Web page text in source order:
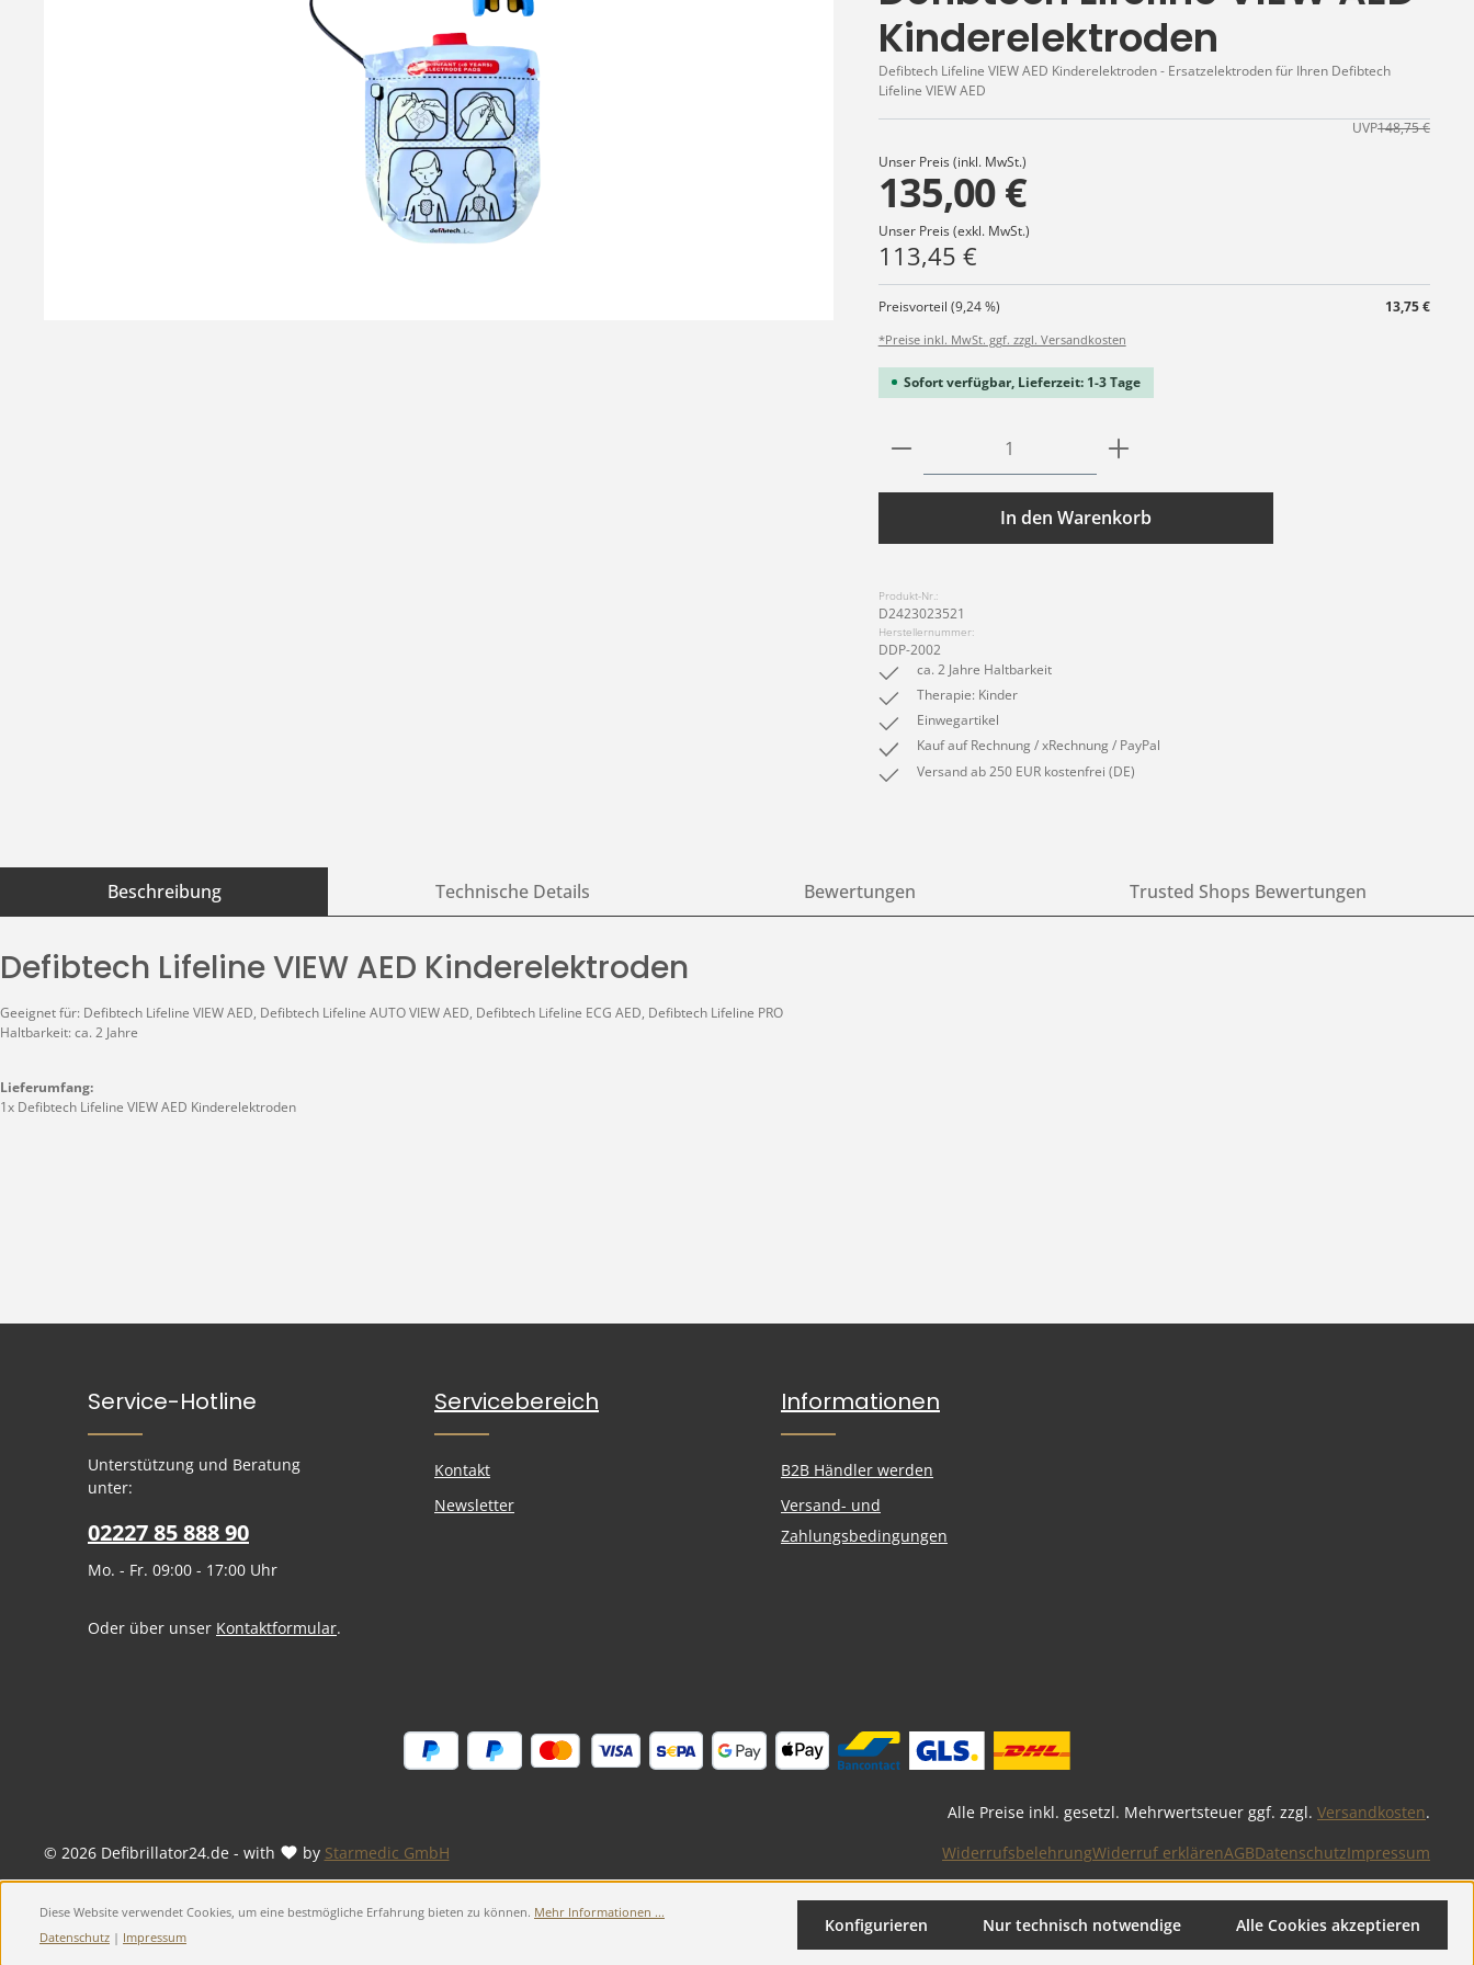
Kinderelektroden
Defibtech Lifeline VIEW AED Kinderelektroden - Ersatzelektroden für Ihren Defibtech
Lifeline VIEW AED
UVP148,75 €
Unser Preis (inkl. MwSt.)
135,00 €
Unser Preis (exkl. MwSt.)
113,45 €
Preisvorteil (9,24 %) 13,75 €
*Preise inkl. MwSt. ggf. zzgl. Versandkosten
Sofort verfügbar, Lieferzeit: 1-3 Tage
Produkt Anzahl: Gib den gewünschten Wert
In den Warenkorb
Produkt-Nr.:
D2423023521
Herstellernummer:
DDP-2002
ca. 2 Jahre Haltbarkeit
Therapie: Kinder
Einwegartikel
Kauf auf Rechnung / xRechnung / PayPal
Versand ab 250 EUR kostenfrei (DE)
Beschreibung Technische Details Bewertungen Trusted Shops Bewertungen
Defibtech Lifeline VIEW AED Kinderelektroden
Geeignet für: Defibtech Lifeline VIEW AED, Defibtech Lifeline AUTO VIEW AED, Defibtech Lifeline ECG AED, Defibtech Lifeline PRO
Haltbarkeit: ca. 2 Jahre
Lieferumfang:
1x Defibtech Lifeline VIEW AED Kinderelektroden
Service-Hotline
Unterstützung und Beratung
unter:
02227 85 888 90
Mo. - Fr. 09:00 - 17:00 Uhr
Oder über unser Kontaktformular.
Servicebereich
Kontakt
Newsletter
Informationen
B2B Händler werden
Versand- und
Zahlungsbedingungen
Alle Preise inkl. gesetzl. Mehrwertsteuer ggf. zzgl. Versandkosten.
© 2026 Defibrillator24.de - with
by Starmedic GmbH WiderrufsbelehrungWiderruf erklärenAGBDatenschutzImpressum
Diese Website verwendet Cookies, um eine bestmögliche Erfahrung bieten zu können. Mehr Informationen ...
Datenschutz | Impressum
Nur technisch notwendige
Konfigurieren Alle Cookies akzeptieren